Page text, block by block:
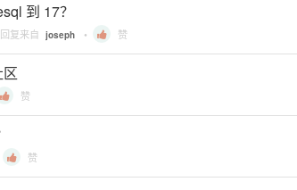
到 17？
复来自 joseph • 赞
赞
赞